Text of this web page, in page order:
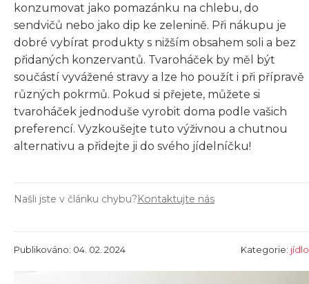
konzumovat jako pomazánku na chlebu, do
sendvičů nebo jako dip ke zelenině. Při nákupu je
dobré vybírat produkty s nižším obsahem soli a bez
přidaných konzervantů. Tvaroháček by měl být
součástí vyvážené stravy a lze ho použít i při přípravě
různých pokrmů. Pokud si přejete, můžete si
tvaroháček jednoduše vyrobit doma podle vašich
preferencí. Vyzkoušejte tuto výživnou a chutnou
alternativu a přidejte ji do svého jídelníčku!
Našli jste v článku chybu?Kontaktujte nás
Publikováno: 04. 02. 2024 Kategorie: jídlo